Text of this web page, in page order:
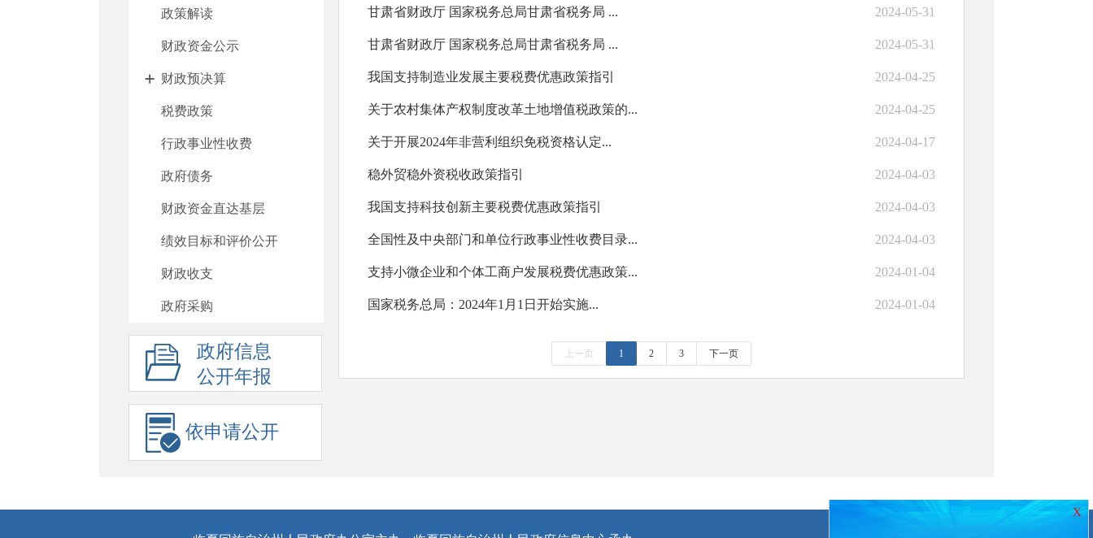
政策解读
财政资金公示
财政预决算
税费政策
行政事业性收费
政府债务
财政资金直达基层
绩效目标和评价公开
财政收支
政府采购
政府信息
公开年报
依申请公开
甘肃省财政厅 国家税务总局甘肃省税务局 ... 2024-05-31
甘肃省财政厅 国家税务总局甘肃省税务局 ... 2024-05-31
我国支持制造业发展主要税费优惠政策指引 2024-04-25
关于农村集体产权制度改革土地增值税政策的... 2024-04-25
关于开展2024年非营利组织免税资格认定... 2024-04-17
稳外贸稳外资税收政策指引 2024-04-03
我国支持科技创新主要税费优惠政策指引 2024-04-03
全国性及中央部门和单位行政事业性收费目录... 2024-04-03
支持小微企业和个体工商户发展税费优惠政策... 2024-01-04
国家税务总局：2024年1月1日开始实施... 2024-01-04
上一页 1 2 3 下一页
X